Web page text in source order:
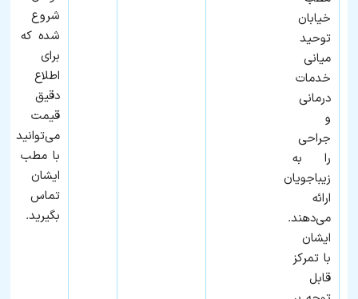
خیابان
توحید
میانی
خدمات
درمانی
و
جراحی
را به
زیباجویان
ارائه
می‌دهند.
ایشان
با تمرکز
قابل
شروع
شده که
برای
اطلاع
دقیق
قیمت
می‌توانید
با مطب
ایشان
تماس
بگیرید.